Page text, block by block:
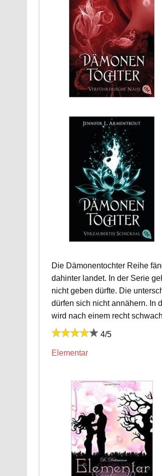
Die Dämonentochter Reihe
dahinter landet. In der Serie
nicht geben dürfte. Die
dürfen sich nicht annähern. In
wird nach einem recht
4/5
Elementar